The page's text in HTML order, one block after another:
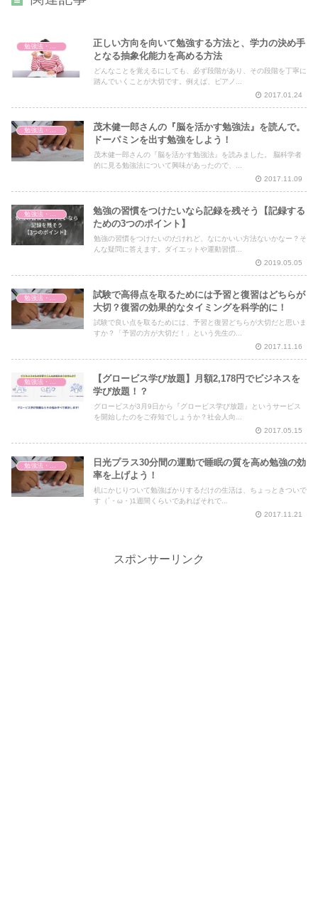
勉強法・暗記法
正しい方向を向いて勉強する方法と、学力の決め手
となる抽象化能力を高める方法
どんなことを覚えるにしても、必ず段階があり、その段階を丁寧に
踏んでいくことが大切です。例えば、ピアノ...
2017.01.24
勉強法・暗記法
茂木健一郎さんの『脳を活かす勉強法』を読んで。
ドーパミンを出す勉強をしよう！
茂木健一郎さんの『脳を活かす勉強法』を読みました。 脳科学者
的に見る勉強法について興味があったので、...
2017.11.09
勉強法・暗記法
勉強の習慣をつけたいなら記録を残そう【記録する
ための3つのポイント】
勉強の習慣をつけたいのだけれど、なにかいい方法ないかなー？そ
んな疑問に答えます。ダイエットや運動習慣...
2019.05.05
勉強法・暗記法
試験で高得点を取るためには予習と復習はどちらが
大切？復習の効果的なタイミングを科学的に！
試験で良い点を取るためには、予習と復習どちらが大切だと思いま
すか？「予習の方が大切だ！」という先生の...
2017.11.16
勉強法・暗記法
【グロービス学び放題】月額2,178円でビジネスを
学び放題！？
グロービスが3月9日から『グロービス学び放題』というサービス
を開始したのをご存知でしょうか？社会人向...
2017.05.15
日光プラス30分間の運動で睡眠の質を高め勉強の効
率を上げよう！
机にかじりついて勉強ばかりするだけの生活は、ちょっときついで
す（´・ω・)1週間くらいであればそれで...
2017.11.21
スポンサーリンク